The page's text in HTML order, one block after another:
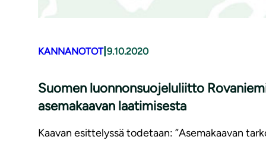
KANNANOTOT| 9.10.2020
Suomen luon­non­suo­je­lu­liit­to
asemakaavan laatimisesta
Kaavan esittelyssä todetaan: ”Asemakaavan